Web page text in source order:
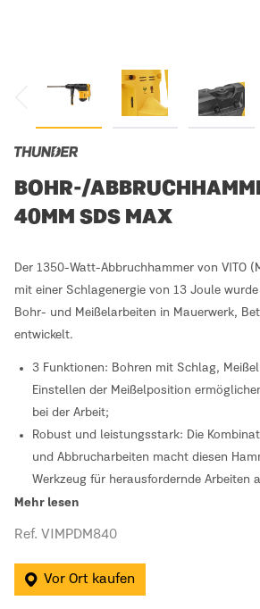
BOHR-/
40MM SDS MAX
Der 1350-Watt-Abbruchhammer von VITO
mit einer Schlagenergie von 13 Joule
Bohr- und Meißelarbeiten in Mauerwerk,
entwickelt.
3 Funktionen: Bohren mit Schlag,
Einstellen der Meißelposition
bei der Arbeit;
Robust und leistungsstark: Die
und Abbrucharbeiten macht diesen
Werkzeug für herausfordernde Arbeiten
Materialien;
Mehr lesen
Ref. VIMPDM840
Vor Ort kaufen